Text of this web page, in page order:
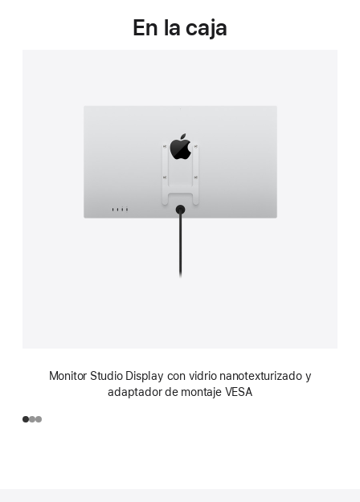
nueva
En la caja
Monitor Studio Display con vidrio nanotexturizado y
adaptador de montaje VESA